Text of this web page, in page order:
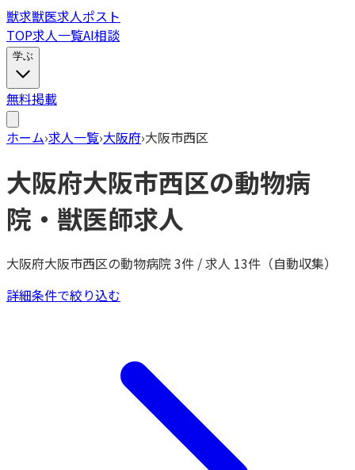
獣求獣医求人ポスト
TOP求人一覧AI相談
学ぶ
無料掲載
ホーム›求人一覧›大阪府›大阪市西区
大阪府大阪市西区の動物病
院・獣医師求人
大阪府大阪市西区の動物病院 3件 / 求人 13件（自動収集）
詳細条件で絞り込む